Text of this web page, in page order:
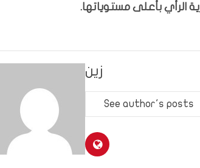
الرأي بأعلى مستوياتها.
زين
See author's posts